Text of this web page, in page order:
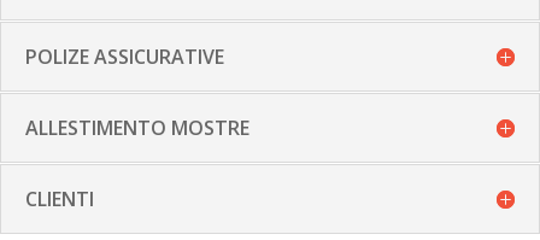
POLIZE ASSICURATIVE
ALLESTIMENTO MOSTRE
CLIENTI